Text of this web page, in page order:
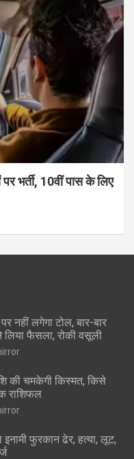
भर्ती, 10वीं पास के लिए
लगेगा टोल, बार-बार
फैसला, रोकी वसूली
की चमकेगी किस्मत, किसे
राशिफल
फुरकान ढेर, हत्या, लूट,